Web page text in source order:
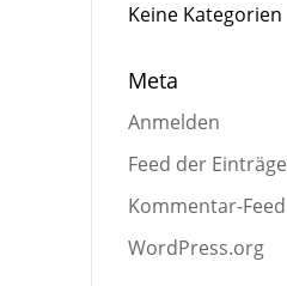
Keine Kategorien
Meta
Anmelden
Feed der Einträge
Kommentar-Feed
WordPress.org